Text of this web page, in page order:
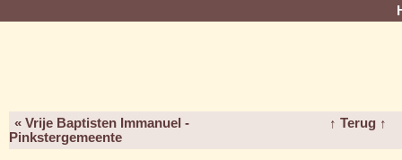
« Vrije Baptisten Immanuel -
Pinkstergemeente
↑ Terug ↑